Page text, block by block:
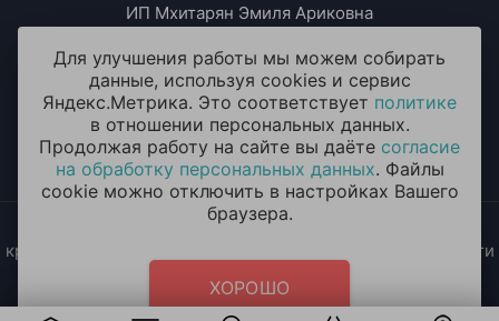
ИП Мхитарян Эмиля Ариковна
ИНН: 771385063807
ОГРН / ОГРНИП: 319508100076230
2014 - 2026 © «ОКЕАН ШАРОВ» Воздушные шары с
круглосуточной доставкой в Москве и Московской области
Политика конфиденциальности
согласие на обработку
персональных данных
Для улучшения работы мы можем собирать
данные, используя cookies и сервис
Яндекс.Метрика. Это соответствует политике
в отношении персональных данных.
Продолжая работу на сайте вы даёте согласие
на обработку персональных данных. Файлы
cookie можно отключить в настройках Вашего
браузера.
ХОРОШО